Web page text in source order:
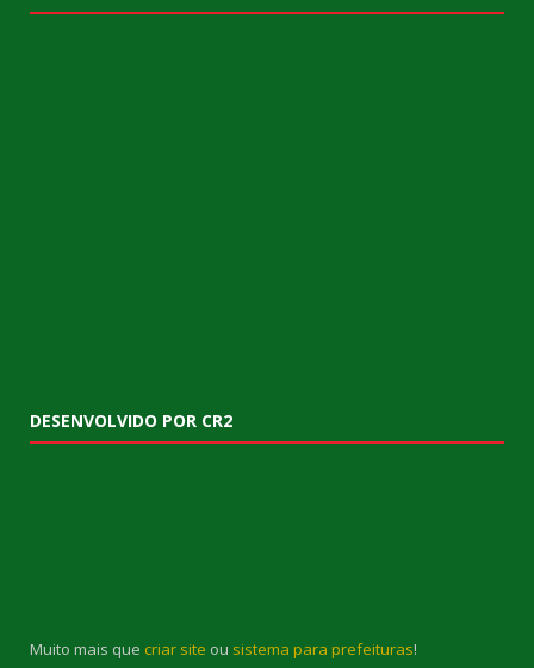
DESENVOLVIDO POR CR2
Muito mais que criar site ou sistema para prefeituras!